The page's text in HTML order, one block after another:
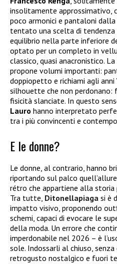
insolitamente approssimativo,
poco armonici e pantaloni
tentato una scelta di
equilibrio nella parte inferiore
optato per un completo in
classico, quasi anacronistico.
propone volumi importanti:
doppiopetto e richiami agli anni
silhouette che non
fisicità slanciate. In questo
Lauro hanno interpretato
tra i più convincenti e
E le donne?
Le donne, al contrario, hanno
riportando sul palco
rétro che appartiene alla
Tra tutte, Ditonellapiaga si è
impatto visivo, proponendo
schemi, capaci di evocare le
della moda. Un errore che
imperdonabile nel 2026 – è
sole. Indossarli al chiuso,
retrogusto nostalgico e fuori